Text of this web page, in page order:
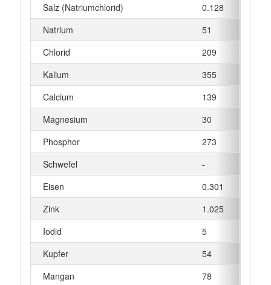
Salz (Natriumchlorid)
0.128
Natrium
51
Chlorid
209
Kalium
355
Calcium
139
Magnesium
30
Phosphor
273
Schwefel
-
Eisen
0.301
Zink
1.025
Iodid
5
Kupfer
54
Mangan
78